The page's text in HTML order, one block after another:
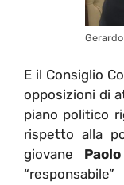
E il Consiglio
opposizioni di
piano politico
rispetto alla
giovane
“responsabile”